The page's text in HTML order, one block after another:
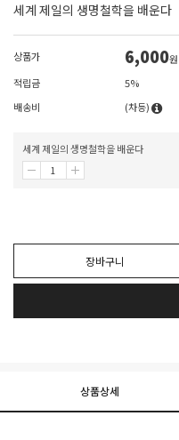
세계 제일의 생명철학을 배운다
상품가 6,000원
적립금
5%
배송비
(차등)
세계 제일의 생명철학을 배운다
장바구니
상품상세